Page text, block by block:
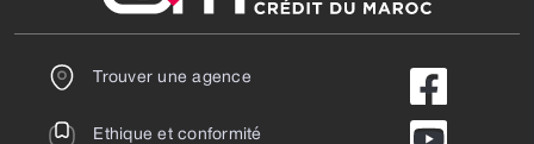
Trouver une agence
Ethique et conformité